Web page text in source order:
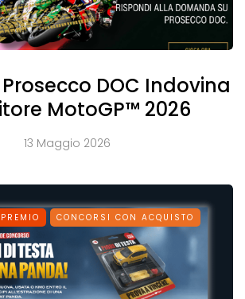
DOC Indovina
MotoGP™ 2026
13 Maggio 2026
CONCORSI CON ACQUISTO